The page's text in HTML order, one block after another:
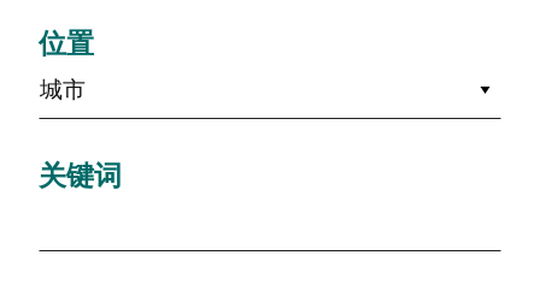
位置
城市
关键词